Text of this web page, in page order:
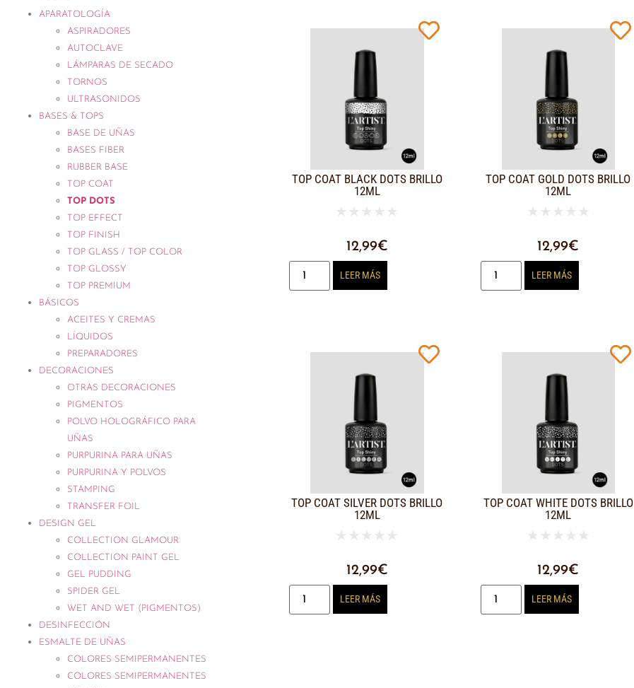
APARATOLOGÍA
ASPIRADORES
AUTOCLAVE
LÁMPARAS DE SECADO
TORNOS
ULTRASONIDOS
BASES & TOPS
BASE DE UÑAS
BASES FIBER
RUBBER BASE
TOP COAT
TOP DOTS
TOP EFFECT
TOP FINISH
TOP GLASS / TOP COLOR
TOP GLOSSY
TOP PREMIUM
BÁSICOS
ACEITES Y CREMAS
LÍQUIDOS
PREPARADORES
DECORACIONES
OTRAS DECORACIONES
PIGMENTOS
POLVO HOLOGRÁFICO PARA
UÑAS
PURPURINA PARA UÑAS
PURPURINA Y POLVOS
STAMPING
TRANSFER FOIL
DESIGN GEL
COLLECTION GLAMOUR
COLLECTION PAINT GEL
GEL PUDDING
SPIDER GEL
WET AND WET (PIGMENTOS)
DESINFECCIÓN
ESMALTE DE UÑAS
COLORES SEMIPERMANENTES
COLORES SEMIPERMANENTES
TOP COAT BLACK DOTS BRILLO
12ML
★ ★ ★ ★ ★
12,99€
LEER MÁS
TOP COAT GOLD DOTS BRILLO
12ML
★ ★ ★ ★ ★
12,99€
LEER MÁS
TOP COAT SILVER DOTS BRILLO
12ML
★ ★ ★ ★ ★
12,99€
LEER MÁS
TOP COAT WHITE DOTS BRILLO
12ML
★ ★ ★ ★ ★
12,99€
LEER MÁS